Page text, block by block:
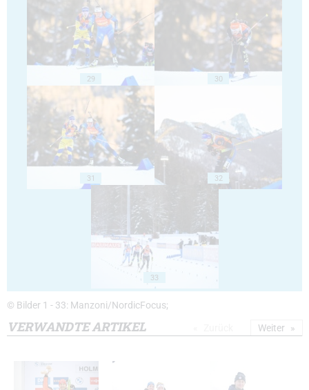
29 30
31 32
33
© Bilder 1 - 33: Manzoni/NordicFocus;
VERWANDTE ARTIKEL Weiter